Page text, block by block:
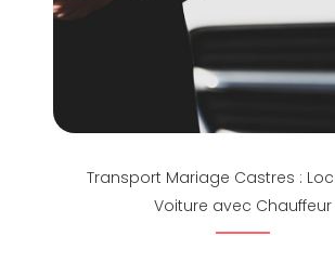
Transport Mariage Castres :
Voiture avec Chauffeur